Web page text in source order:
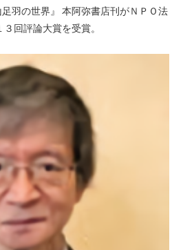
羽の世界』 本阿弥書店刊がＮＰＯ法
回評論大賞を受賞。